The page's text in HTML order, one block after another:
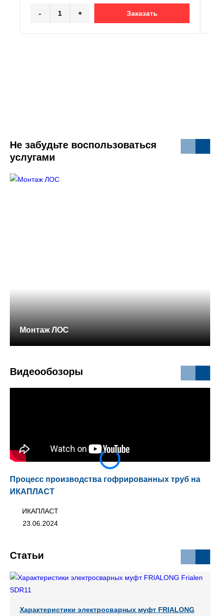
- + Заказать
Не забудьте воспользоваться
услугами
Монтаж ЛОС
Видеообозоры
Процесс производства гофрированных труб на
ИКАПЛАСТ
ИКАПЛАСТ
23.06.2024
Статьи
Характеристики электросварных муфт FRIALONG